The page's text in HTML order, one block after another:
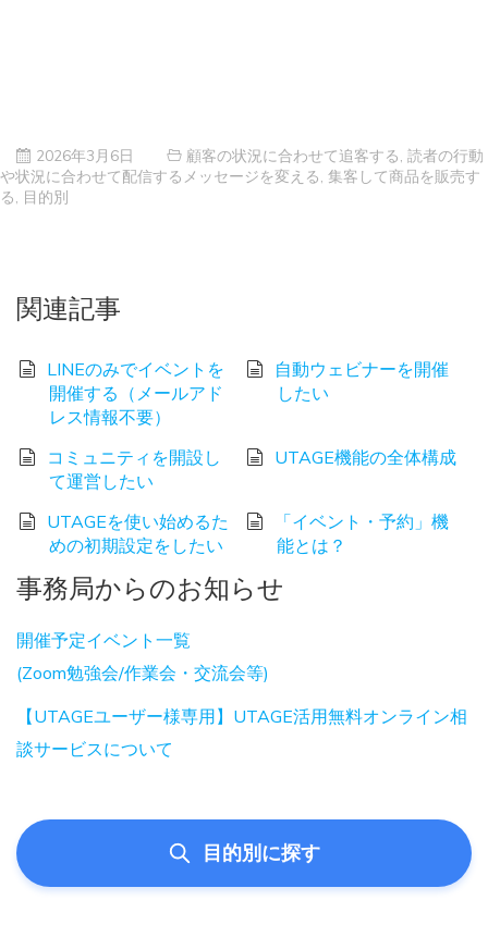
2026年3月6日 顧客の状況に合わせて追客する 読者の行動
や状況に合わせて配信するメッセージを変える 集客して商品を販売す
る
目的別
関連記事
LINEのみでイベントを
開催する（メールアド
レス情報不要）
自動ウェビナーを開催
したい
コミュニティを開設し
て運営したい
UTAGE機能の全体構成
UTAGEを使い始めるた
めの初期設定をしたい
「イベント・予約」機
能とは？
事務局からのお知らせ
開催予定イベント一覧
(Zoom勉強会/作業会・交流会等)
【UTAGEユーザー様専用】UTAGE活用無料オンライン相
談サービスについて
目的別に探す